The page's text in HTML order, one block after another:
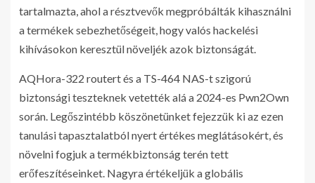
tartalmazta, ahol a résztvevők megpróbálták kihasználni
a termékek sebezhetőségeit, hogy valós hackelési
kihívásokon keresztül növeljék azok biztonságát.
AQHora-322 routert és a TS-464 NAS-t szigorú
biztonsági teszteknek vetették alá a 2024-es Pwn2Own
során. Legőszintébb köszönetünket fejezzük ki az ezen
tanulási tapasztalatból nyert értékes meglátásokért, és
növelni fogjuk a termékbiztonság terén tett
erőfeszítéseinket. Nagyra értékeljük a globális